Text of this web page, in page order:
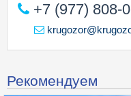
+7 (977) 808-
Рекомендуем